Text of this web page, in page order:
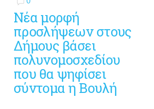
Νέα μορφή
προσλήψεων στους
Δήμους βάσει
πολυνομοσχεδίου
που θα ψηφίσει
σύντομα η Βουλή